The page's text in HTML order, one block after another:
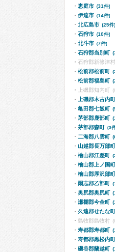
恵庭市 (31件)
伊達市 (14件)
北広島市 (25件)
石狩市 (10件)
北斗市 (7件)
石狩郡当別町
石狩郡新篠津村
松前郡松前町
松前郡福島町
上磯郡知内町
上磯郡木古内町
亀田郡七飯町
茅部郡鹿部町
茅部郡森町 (3
二海郡八雲町
山越郡長万部町
檜山郡江差町
檜山郡上ノ国町
檜山郡厚沢部町
爾志郡乙部町
奥尻郡奥尻町
瀬棚郡今金町
久遠郡せたな町
島牧郡島牧村
寿都郡寿都町
寿都郡黒松内町
磯谷郡蘭越町